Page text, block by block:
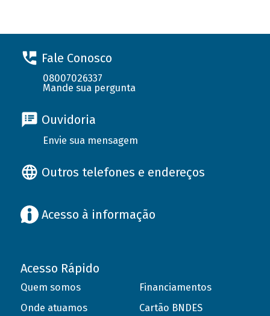
Fale Conosco
08007026337
Mande sua pergunta
Ouvidoria
Envie sua mensagem
Outros telefones e endereços
Acesso à informação
Acesso Rápido
Quem somos
Onde atuamos
Financiamentos
Cartão BNDES